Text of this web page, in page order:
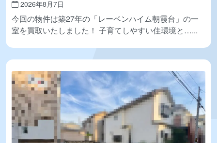
2026年8月7日
今回の物件は築27年の「レーベンハイム朝霞台」の一
室を買取いたしました！ 子育てしやすい住環境と…